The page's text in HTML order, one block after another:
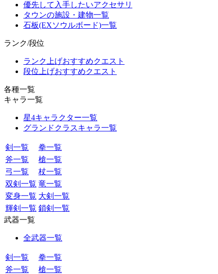
優先して入手したいアクセサリ
タウンの施設・建物一覧
石板(EXソウルボード)一覧
ランク/段位
ランク上げおすすめクエスト
段位上げおすすめクエスト
各種一覧
キャラ一覧
星4キャラクター一覧
グランドクラスキャラ一覧
剣一覧
拳一覧
斧一覧
槍一覧
弓一覧
杖一覧
双剣一覧 竜一覧
変身一覧 大剣一覧
輝剣一覧 鎖剣一覧
武器一覧
全武器一覧
剣一覧
拳一覧
斧一覧
槍一覧